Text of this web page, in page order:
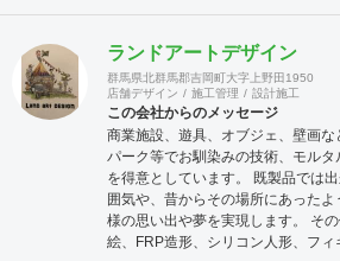
ランドアートデザイン
群馬県北群馬郡吉岡町大字上野田1950
店舗デザイン
施工管理 設計施工
この会社からのメッセージ
商業施設、遊具、オブジェ、壁画
パーク等でお馴染みの技術、モル
を得意としています。 既製品では
囲気や、昔からその場所にあった
様の思い出や夢を実現します。 そ
絵、FRP造形、シリコン人形、フ